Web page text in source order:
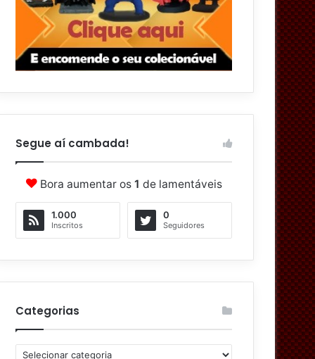
Segue aí cambada!
Bora aumentar os 1 de lamentáveis
1.000
Inscritos
0
Seguidores
Categorias